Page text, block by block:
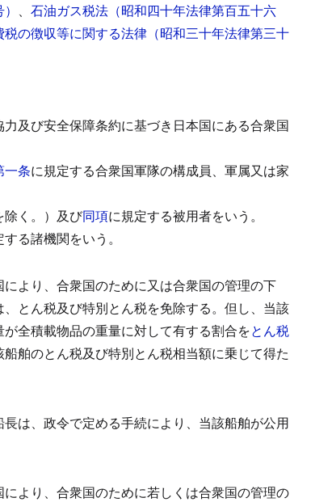
、 石油ガス税法（昭和四十年法律第百五十六
の徴収等に関する法律（昭和三十年法律第三十
及び安全保障条約に基づき日本国にある合衆国
一条に規定する合衆国軍隊の構成員、軍属又は家
除く。）及び同項に規定する被用者をいう。
する諸機関をいう。
より、合衆国のために又は合衆国の管理の下
とん税及び特別とん税を免除する。 但し、当該
全積載物品の重量に対して有する割合をとん税
舶のとん税及び特別とん税相当額に乗じて得た
は、政令で定める手続により、当該船舶が公用
より、合衆国のために若しくは合衆国の管理の